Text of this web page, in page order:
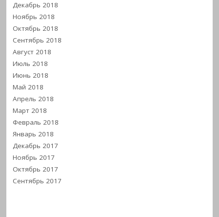
Декабрь 2018
Ноябрь 2018
Октябрь 2018
Сентябрь 2018
Август 2018
Июль 2018
Июнь 2018
Май 2018
Апрель 2018
Март 2018
Февраль 2018
Январь 2018
Декабрь 2017
Ноябрь 2017
Октябрь 2017
Сентябрь 2017